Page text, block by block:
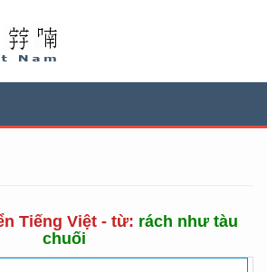
Tiếng Việt - từ: rách như tàu
chuối